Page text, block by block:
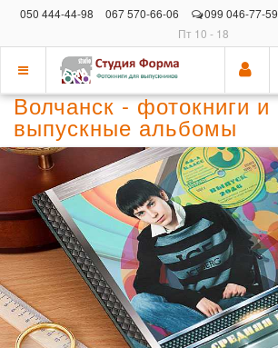
050 444-44-98 067 570-66-06 099 046-77-59
Пт 10 - 18
Показать
меню
Волчанск - фотокниги и
выпускные альбомы